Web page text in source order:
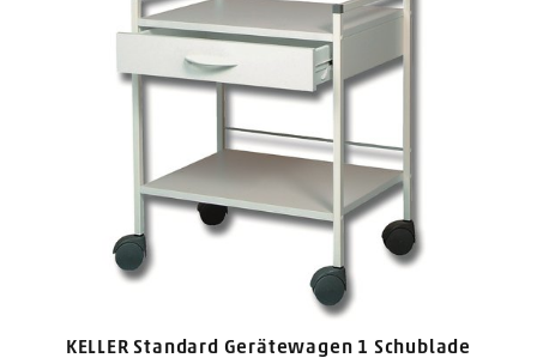
KELLER Standard Gerätewagen 1 Schublade